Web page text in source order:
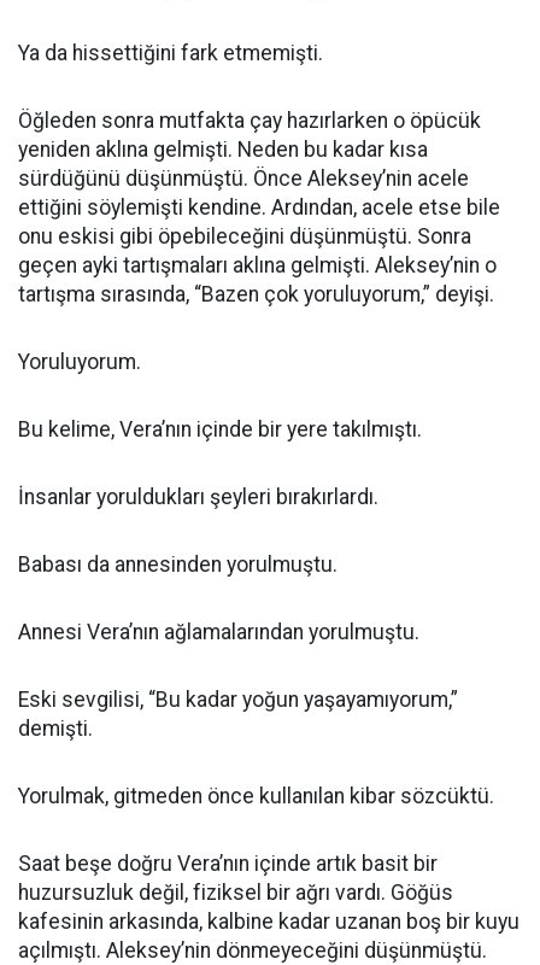
Ya da hissettiğini fark etmemişti.
Öğleden sonra mutfakta çay hazırlarken o öpücük
yeniden aklına gelmişti. Neden bu kadar kısa
sürdüğünü düşünmüştü. Önce Aleksey’nin acele
ettiğini söylemişti kendine. Ardından, acele etse bile
onu eskisi gibi öpebileceğini düşünmüştü. Sonra
geçen ayki tartışmaları aklına gelmişti. Aleksey’nin o
tartışma sırasında, “Bazen çok yoruluyorum,” deyişi.
Yoruluyorum.
Bu kelime, Vera’nın içinde bir yere takılmıştı.
İnsanlar yoruldukları şeyleri bırakırlardı.
Babası da annesinden yorulmuştu.
Annesi Vera’nın ağlamalarından yorulmuştu.
Eski sevgilisi, “Bu kadar yoğun yaşayamıyorum,”
demişti.
Yorulmak, gitmeden önce kullanılan kibar sözcüktü.
Saat beşe doğru Vera’nın içinde artık basit bir
huzursuzluk değil, fiziksel bir ağrı vardı. Göğüs
kafesinin arkasında, kalbine kadar uzanan boş bir kuyu
açılmıştı. Aleksey’nin dönmeyeceğini düşünmüştü.